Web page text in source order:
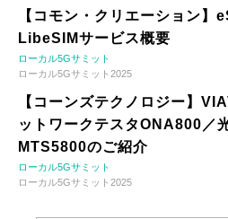
【コモン・クリエーション】
LibeSIMサービス概要
ローカル5Gサミット
ローカル5Gサミット2025
【コーンズテクノロジー】
ットワークテスタONA800／
MTS5800のご紹介
ローカル5Gサミット
ローカル5Gサミット2025